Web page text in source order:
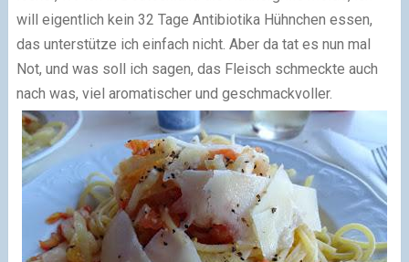
will eigentlich kein 32 Tage Antibiotika Hühnchen essen,
das unterstütze ich einfach nicht. Aber da tat es nun mal
Not, und was soll ich sagen, das Fleisch schmeckte auch
nach was, viel aromatischer und geschmackvoller.